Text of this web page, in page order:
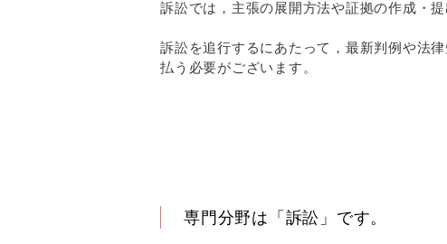
訴訟では，主張の展開方法や証拠の作成・
訴訟を追行するにあたって，最新判例や法
払う必要がございます。
専門分野は「訴訟」です。